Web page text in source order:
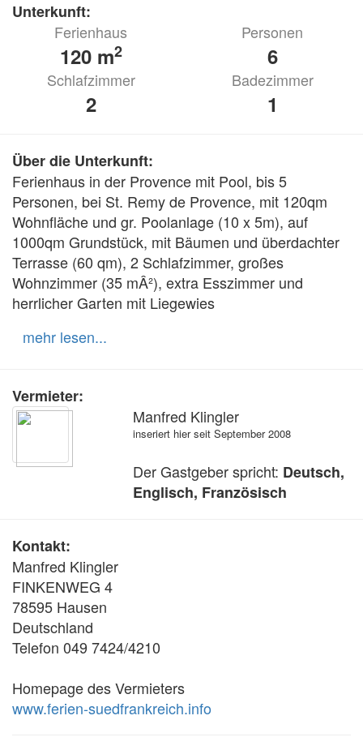
Unterkunft:
Ferienhaus
120 m2
Personen
6
Schlafzimmer
2
Badezimmer
1
Über die Unterkunft:
Ferienhaus in der Provence mit Pool, bis 5
Personen, bei St. Remy de Provence, mit 120qm
Wohnfläche und gr. Poolanlage (10 x 5m), auf
1000qm Grundstück, mit Bäumen und überdachter
Terrasse (60 qm), 2 Schlafzimmer, großes
Wohnzimmer (35 mÂ²), extra Esszimmer und
herrlicher Garten mit Liegewies
mehr lesen...
Vermieter:
Manfred Klingler
inseriert hier seit September 2008
Der Gastgeber spricht: Deutsch,
Englisch, Französisch
Kontakt:
Manfred Klingler
FINKENWEG 4
78595 Hausen
Deutschland
Telefon 049 7424/4210
Homepage des Vermieters
www.ferien-suedfrankreich.info